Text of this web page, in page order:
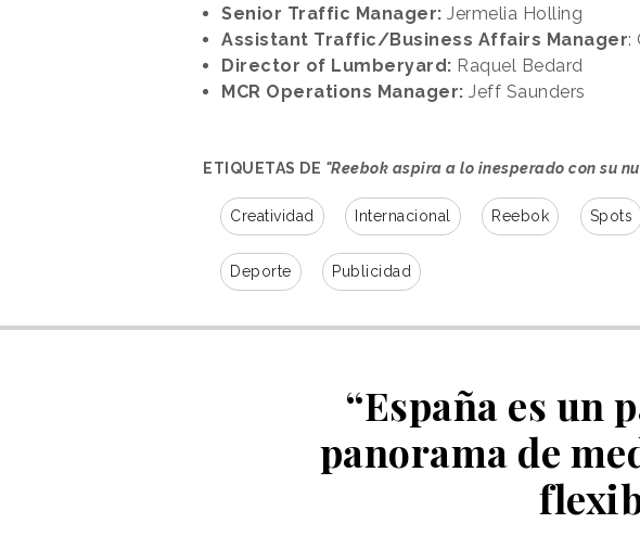
Senior Traffic Manager: Jermelia Holling
Assistant Traffic/Business Affairs Manager:
Director of Lumberyard: Raquel Bedard
MCR Operations Manager: Jeff Saunders
ETIQUETAS DE "Reebok aspira a lo inesperado con su
Creatividad Internacional Reebok Spots
Deporte Publicidad
“España es un
panorama de